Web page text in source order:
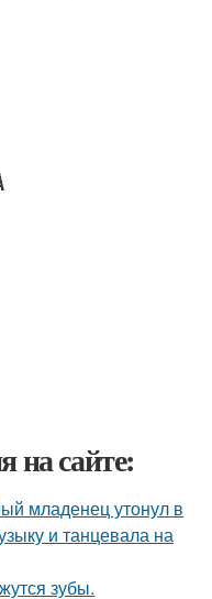
на сайте:
младенец утонул в
и танцевала на
зубы.